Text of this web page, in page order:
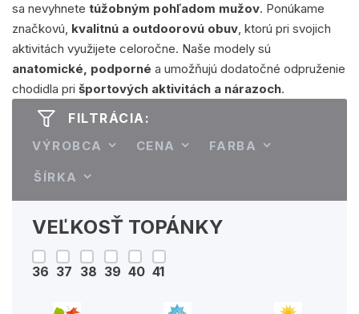
sa nevyhnete túžobným pohľadom mužov. Ponúkame
značkovú, kvalitnú a outdoorovú obuv, ktorú pri svojich
aktivitách využijete celoročne. Naše modely sú
anatomické, podporné a umožňujú dodatočné odpruženie
chodidla pri športových aktivitách a nárazoch.
FILTRÁCIA:
VÝROBCA CENA FARBA
ŠÍRKA
VEĽKOSŤ TOPÁNKY
36 37 38 39 40 41